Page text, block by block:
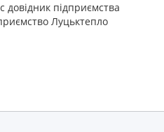
довідник підприємства
Луцьктепло